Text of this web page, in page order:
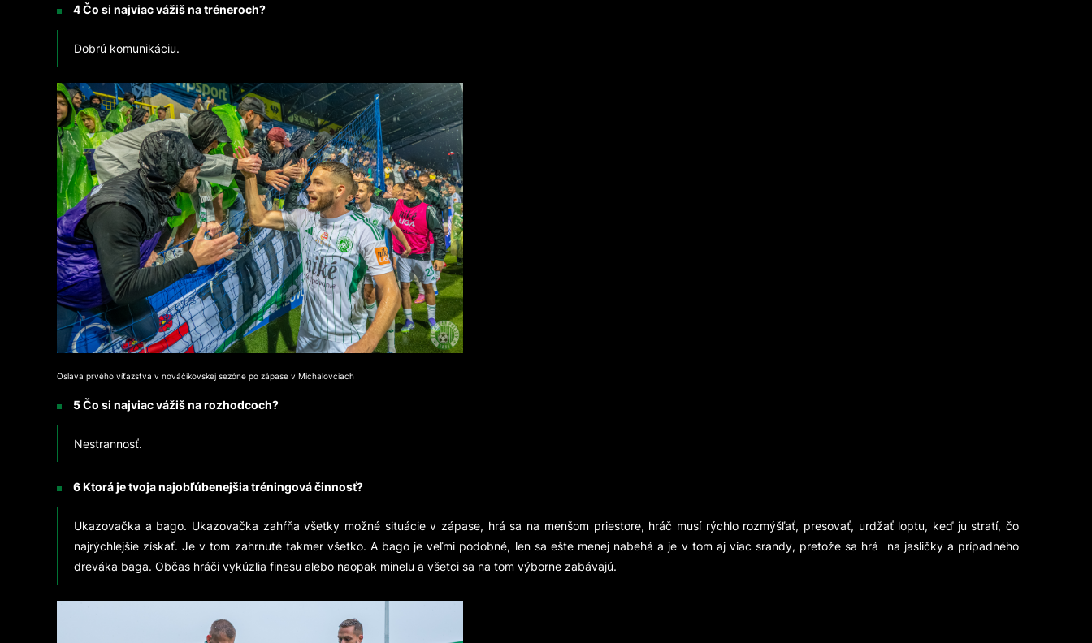
4 Čo si najviac vážiš na tréneroch?
Dobrú komunikáciu.
Oslava prvého víťazstva v nováčikovskej sezóne po zápase v Michalovciach
5 Čo si najviac vážiš na rozhodcoch?
Nestrannosť.
6 Ktorá je tvoja najobľúbenejšia tréningová činnosť?
Ukazovačka a bago. Ukazovačka zahŕňa všetky možné situácie v zápase, hrá sa na menšom priestore, hráč musí rýchlo rozmýšľať, presovať, urdžať loptu, keď ju stratí, čo
najrýchlejšie získať. Je v tom zahrnuté takmer všetko. A bago je veľmi podobné, len sa ešte menej nabehá a je v tom aj viac srandy, pretože sa hrá na jasličky a prípadného
dreváka baga. Občas hráči vykúzlia finesu alebo naopak minelu a všetci sa na tom výborne zabávajú.